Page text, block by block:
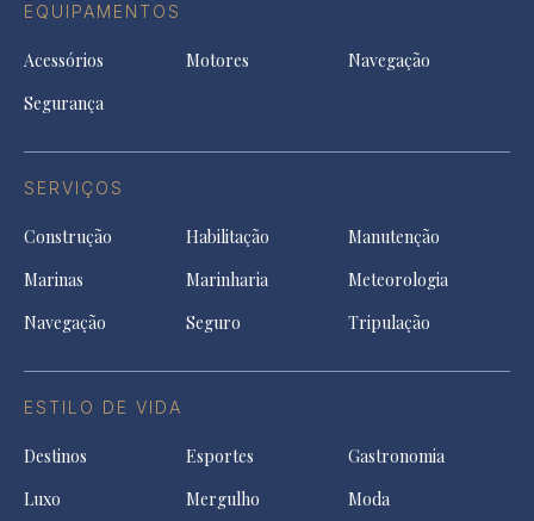
EQUIPAMENTOS
Acessórios Motores
Navegação
Segurança
SERVIÇOS
Construção Habilitação
Manutenção
Marinas
Marinharia
Meteorologia
Navegação
Seguro Tripulação
ESTILO DE VIDA
Destinos Esportes
Gastronomia
Luxo
Mergulho
Moda